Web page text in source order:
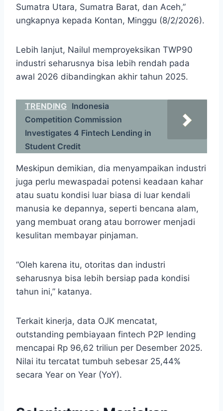
Sumatra Utara, Sumatra Barat, dan Aceh,”
ungkapnya kepada Kontan, Minggu (8/2/2026).
Lebih lanjut, Nailul memproyeksikan TWP90
industri seharusnya bisa lebih rendah pada
awal 2026 dibandingkan akhir tahun 2025.
TRENDING Indonesia
Competition Commission
Investigates 4 Fintech Lending in
Student Credit
Meskipun demikian, dia menyampaikan industri
juga perlu mewaspadai potensi keadaan kahar
atau suatu kondisi luar biasa di luar kendali
manusia ke depannya, seperti bencana alam,
yang membuat orang atau borrower menjadi
kesulitan membayar pinjaman.
“Oleh karena itu, otoritas dan industri
seharusnya bisa lebih bersiap pada kondisi
tahun ini,” katanya.
Terkait kinerja, data OJK mencatat,
outstanding pembiayaan fintech P2P lending
mencapai Rp 96,62 triliun per Desember 2025.
Nilai itu tercatat tumbuh sebesar 25,44%
secara Year on Year (YoY).